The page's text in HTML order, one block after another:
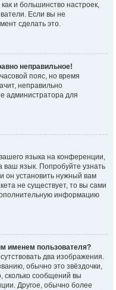
и большинство настроек,
Если вы не
сделать это.
неправильное!
пояс, но время
неправильно
администратора для
языка на конференции,
ваш язык. Попробуйте узнать
он установить нужный вам
не существует, то вы сами
информацию
именем пользователя?
два изображения.
обычно это звёздочки,
сколько сообщений вы
Другое, обычно более